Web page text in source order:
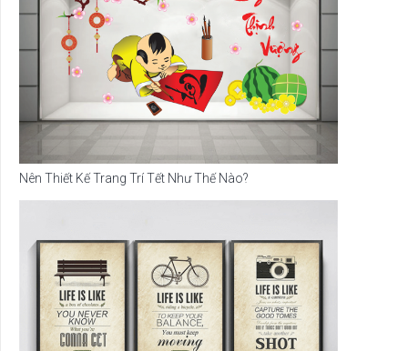
Nên Thiết Kế Trang Trí Tết Như Thế Nào?